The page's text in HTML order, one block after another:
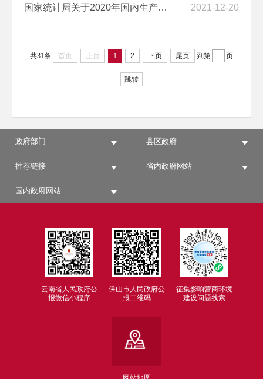
国家统计局关于2020年国内生产总值最终核实的公告 2021-12-20
共31条 首页 上页 1 2 下页 尾页 到第 页
跳转
政府部门 县区政府
推荐链接 省内政府网站
国内政府网站
云南省人民政府公
报微信小程序
保山市人民政府公
报二维码
征集影响营商环境
建设问题线索